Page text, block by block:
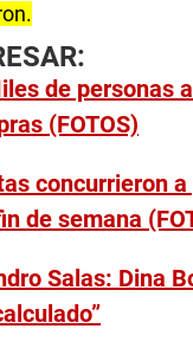
de personas
(FOTOS)
concurrieron
de semana
Salas: Dina